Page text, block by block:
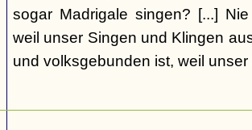
sogar Madrigale singen? [...]
weil unser Singen und Klingen
und volksgebunden ist, weil